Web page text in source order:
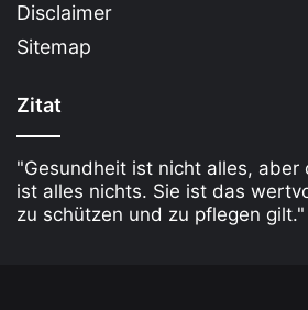
schonen.
Hilfsmittel wie
Geduld und kontinuierliches
Alltagshilfen sind
schnelle Rückkehr zur
Disclaimer
Sitemap
Zitat
"Gesundheit ist nicht alles, aber
ist alles nichts. Sie ist das
zu schützen und zu pflegen gilt."